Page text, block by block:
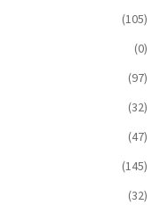
(105)
(0)
(97)
(32)
(47)
(145)
(32)